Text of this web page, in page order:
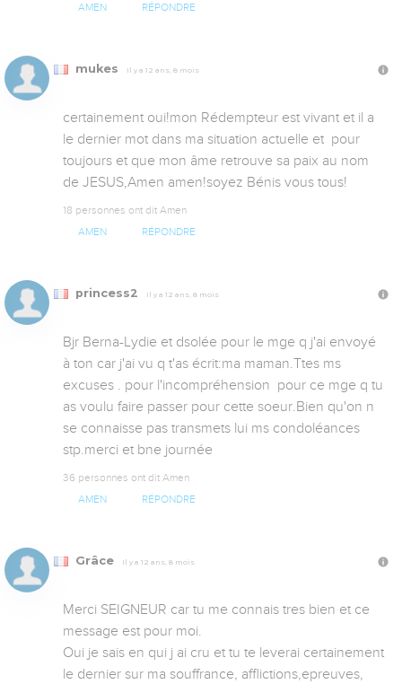
AMEN RÉPONDRE
mukes Il y a 12 ans, 8 mois
certainement oui!mon Rédempteur est vivant et il a
le dernier mot dans ma situation actuelle et  pour
toujours et que mon âme retrouve sa paix au nom
de JESUS,Amen amen!soyez Bénis vous tous!
18 personnes ont dit Amen
AMEN RÉPONDRE
princess2 Il y a 12 ans, 8 mois
Bjr Berna-Lydie et dsolée pour le mge q j'ai envoyé
à ton car j'ai vu q t'as écrit:ma maman.Ttes ms
excuses . pour l'incompréhension  pour ce mge q tu
as voulu faire passer pour cette soeur.Bien qu'on n
se connaisse pas transmets lui ms condoléances
stp.merci et bne journée
36 personnes ont dit Amen
AMEN RÉPONDRE
Grâce Il y a 12 ans, 8 mois
Merci SEIGNEUR car tu me connais tres bien et ce
message est pour moi.
Oui je sais en qui j ai cru et tu te leverai certainement
le dernier sur ma souffrance, afflictions,epreuves,